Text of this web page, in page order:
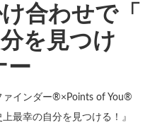
合わせで「
を見つけ
ー
ァインダー®×Points of You®
最幸の自分を見つける！』